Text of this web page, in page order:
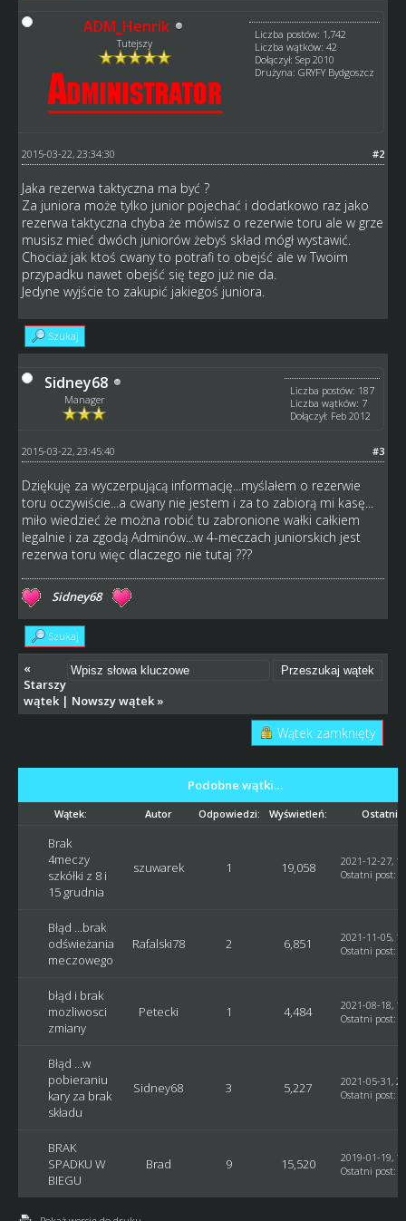
ADM_Henrik
Tutejszy
Liczba postów: 1,742
Liczba wątków: 42
Dołączył: Sep 2010
Drużyna: GRYFY Bydgoszcz
#2
2015-03-22, 23:34:30
Jaka rezerwa taktyczna ma być ?
Za juniora może tylko junior pojechać i dodatkowo raz jako
rezerwa taktyczna chyba że mówisz o rezerwie toru ale w grze
musisz mieć dwóch juniorów żebyś skład mógł wystawić.
Chociaż jak ktoś cwany to potrafi to obejść ale w Twoim
przypadku nawet obejść się tego już nie da.
Jedyne wyjście to zakupić jakiegoś juniora.
Szukaj
Sidney68
Manager
Liczba postów: 187
Liczba wątków: 7
Dołączył: Feb 2012
#3
2015-03-22, 23:45:40
Dziękuję za wyczerpującą informację...myślałem o rezerwie
toru oczywiście...a cwany nie jestem i za to zabiorą mi kasę...
miło wiedzieć że można robić tu zabronione wałki całkiem
legalnie i za zgodą Adminów...w 4-meczach juniorskich jest
rezerwa toru więc dlaczego nie tutaj ???
Sidney68
Szukaj
«
Starszy
wątek| Nowszy wątek»
Wątek zamknięty
Podobne wątki…
Wątek: Autor Odpowiedzi: Wyświetleń: Ostatni
Brak
4meczy
szkółki z 8 i
15 grudnia
szuwarek 1 19,058
2021-12-27,
Ostatni post:
Błąd ...brak
odświeżania
meczowego
Rafalski78 2 6,851
2021-11-05,
Ostatni post:
błąd i brak
mozliwosci
zmiany
Petecki 1 4,484
2021-08-18,
Ostatni post:
Błąd ...w
pobieraniu
kary za brak
składu
Sidney68 3 5,227
2021-05-31,
Ostatni post:
BRAK
SPADKU W
BIEGU
Brad 9 15,520
2019-01-19,
Ostatni post: